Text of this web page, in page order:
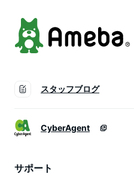
スタッフブログ
CyberAgent
サポート